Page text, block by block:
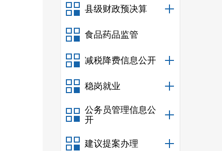
县级财政预决算
食品药品监管
减税降费信息公开
稳岗就业
公务员管理信息公
开
建议提案办理